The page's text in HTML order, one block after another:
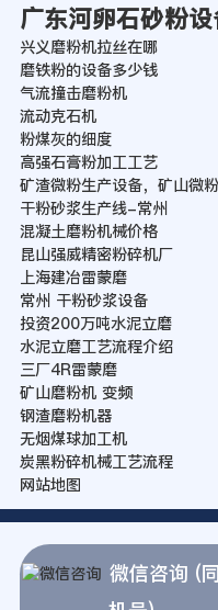
广东河卵石砂粉
兴义磨粉机拉丝在哪
磨铁粉的设备多少钱
气流撞击磨粉机
流动克石机
粉煤灰的细度
高强石膏粉加工工艺
矿渣微粉生产设备，矿山微
干粉砂浆生产线-常州
混凝土磨粉机械价格
昆山强威精密粉碎机厂
上海建冶雷蒙磨
常州 干粉砂浆设备
投资200万吨水泥立磨
水泥立磨工艺流程介绍
三厂4R雷蒙磨
矿山磨粉机 变频
钢渣磨粉机器
无烟煤球加工机
炭黑粉碎机械工艺流程
网站地图
微信咨询 (